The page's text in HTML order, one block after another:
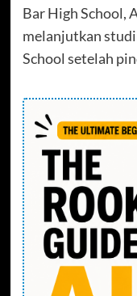
Bar High School,
melanjutkan
School setelah